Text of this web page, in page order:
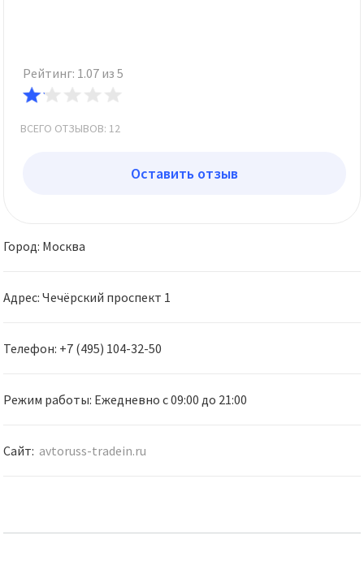
Город: Москва
Адрес: Чечёрский проспект 1
Телефон: +7 (495) 104-32-50
Режим работы: Ежедневно с 09:00 до 21:00
Сайт: avtoruss-tradein.ru
Рейтинг: 1.07 из 5
ВСЕГО ОТЗЫВОВ: 12
Оставить отзыв